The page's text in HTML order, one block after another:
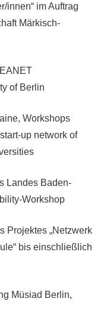
innen“ im Auftrag
Märkisch-
of Berlin
Workshops
up network of
Landes Baden-
Workshop
Projektes „Netzwerk
bis einschließlich
Müsiad Berlin,